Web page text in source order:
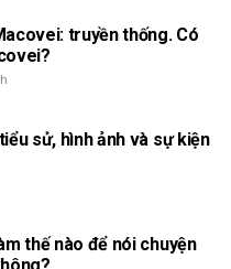
truyền thống. Có
sử, hình ảnh và sự kiện
thế nào để nói chuyện